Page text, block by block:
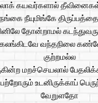
கயவர்களால்
நீயுமிங்கே
தோன்றாமல்
கலங்கிடவே வந்தநிலை
குற்றமல்ல
மறச்செயலால்
உடனிருக்காப்
வேறுளதோ